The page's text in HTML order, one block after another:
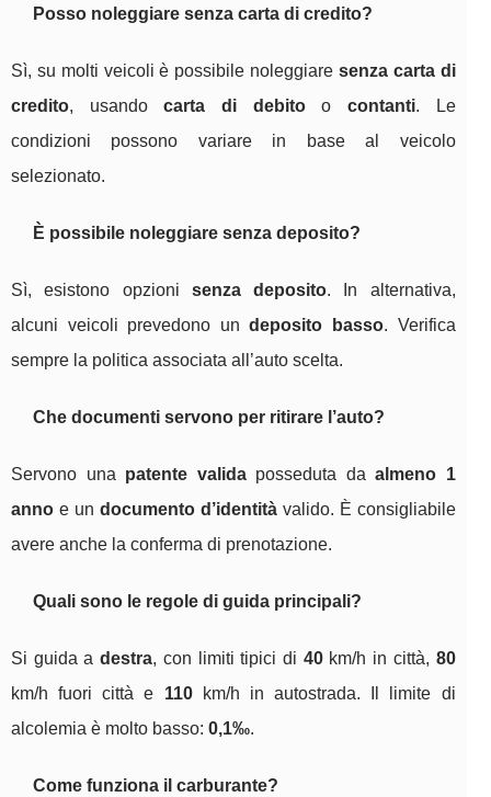
Posso noleggiare senza carta di credito?
Sì, su molti veicoli è possibile noleggiare senza carta di
credito, usandocarta di debitoo contanti. Le
condizioni possono variare in base al veicolo
selezionato.
È possibile noleggiare senza deposito?
Sì, esistono opzioni senza deposito. In alternativa,
alcuni veicoli prevedono undeposito basso. Verifica
sempre la politica associata all’auto scelta.
Che documenti servono per ritirare l’auto?
Servono una patente validaposseduta daalmeno 1
anno e un documento d’identitàvalido. È consigliabile
avere anche la conferma di prenotazione.
Quali sono le regole di guida principali?
Si guida adestra, con limiti tipici di 40km/h in città, 80
km/h fuori città e 110km/h in autostrada. Il limite di
alcolemia è molto basso: 0,1‰.
Come funziona il carburante?